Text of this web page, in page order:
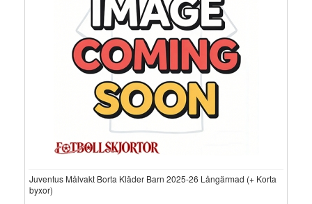
Juventus Målvakt Borta Kläder Barn 2025-26 Långärmad (+ Korta
byxor)